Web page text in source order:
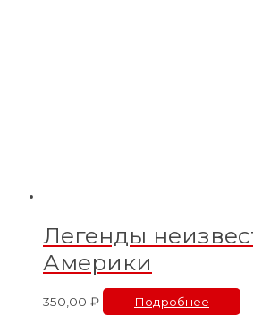
Легенды
Америки
350,00 ₽ Подробнее